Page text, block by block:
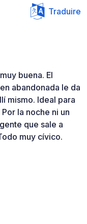
Traduire
buena. El
abandonada le da
mismo. Ideal para
la noche ni un
que sale a
muy cívico.